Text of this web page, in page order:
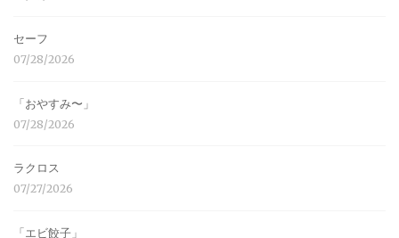
セーフ
07/28/2026
「おやすみ〜」
07/28/2026
ラクロス
07/27/2026
「エビ餃子」